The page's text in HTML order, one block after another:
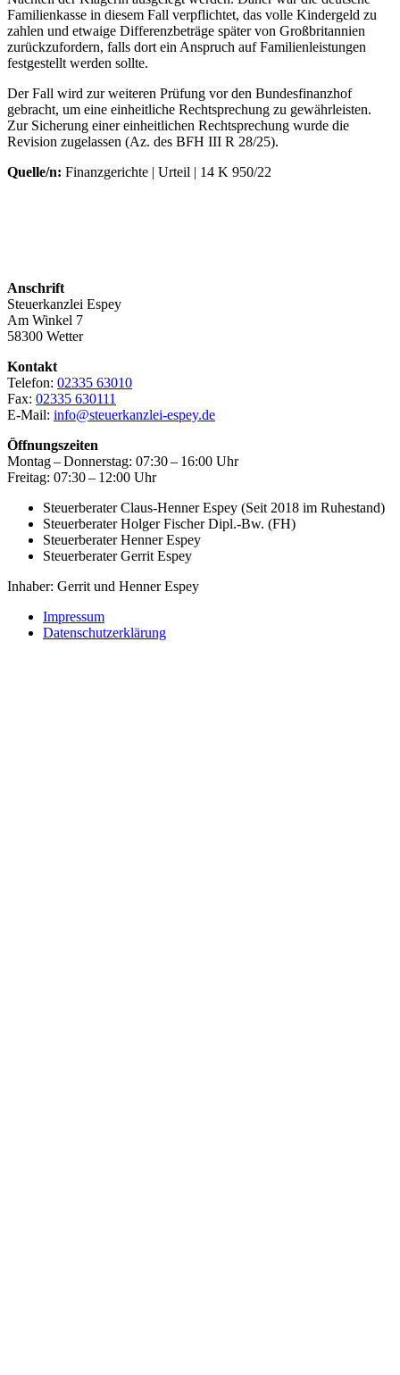
Familienkasse in diesem Fall verpflichtet, das volle Kindergeld zu
zahlen und etwaige Differenzbeträge später von Großbritannien
zurückzufordern, falls dort ein Anspruch auf Familienleistungen
festgestellt werden sollte.
Der Fall wird zur weiteren Prüfung vor den Bundesfinanzhof
gebracht, um eine einheitliche Rechtsprechung zu gewährleisten.
Zur Sicherung einer einheitlichen Rechtsprechung wurde die
Revision zugelassen (Az. des BFH III R 28/25).
Quelle/n: Finanzgerichte | Urteil | 14 K 950/22
Anschrift
Steuerkanzlei Espey
Am Winkel 7
58300 Wetter
Kontakt
Telefon: 02335 63010
Fax: 02335 630111
E-Mail: info@steuerkanzlei-espey.de
Öffnungszeiten
Montag – Donnerstag: 07:30 – 16:00 Uhr
Freitag: 07:30 – 12:00 Uhr
Steuerberater Claus-Henner Espey (Seit 2018 im Ruhestand)
Steuerberater Holger Fischer Dipl.-Bw. (FH)
Steuerberater Henner Espey
Steuerberater Gerrit Espey
Inhaber: Gerrit und Henner Espey
Impressum
Datenschutzerklärung